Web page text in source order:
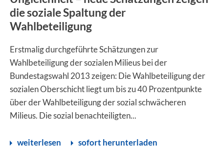
die soziale Spaltung der
Wahlbeteiligung
Erstmalig durchgeführte Schätzungen zur
Wahlbeteiligung der sozialen Milieus bei der
Bundestagswahl 2013 zeigen: Die Wahlbeteiligung der
sozialen Oberschicht liegt um bis zu 40 Prozentpunkte
über der Wahlbeteiligung der sozial schwächeren
Milieus. Die sozial benachteiligten...
weiterlesen sofort herunterladen